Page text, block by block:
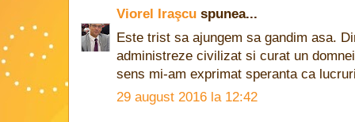
Viorel Iraşcu spunea...
Este trist sa ajungem sa gandim asa.
administreze civilizat si curat un
sens mi-am exprimat speranta ca
29 august 2016 la 12:42